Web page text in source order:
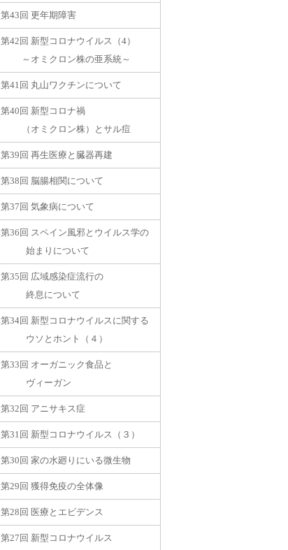
第43回 更年期障害
第42回 新型コロナウイルス（4）
～オミクロン株の亜系統～
第41回 丸山ワクチンについて
第40回 新型コロナ禍
（オミクロン株）とサル痘
第39回 再生医療と臓器再建
第38回 脳腸相関について
第37回 気象病について
第36回 スペイン風邪とウイルス学の
始まりについて
第35回 広域感染症流行の
終息について
第34回 新型コロナウイルスに関する
ウソとホント（４）
第33回 オーガニック食品と
ヴィーガン
第32回 アニサキス症
第31回 新型コロナウイルス（３）
第30回 家の水廻りにいる微生物
第29回 獲得免疫の全体像
第28回 医療とエビデンス
第27回 新型コロナウイルス